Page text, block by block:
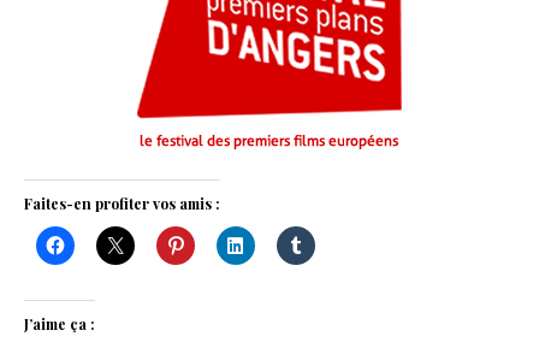
Faites-en profiter vos amis :
J’aime ça :